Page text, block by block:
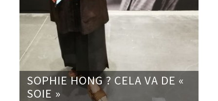
SOPHIE HONG ? CELA VA DE «
SOIE »